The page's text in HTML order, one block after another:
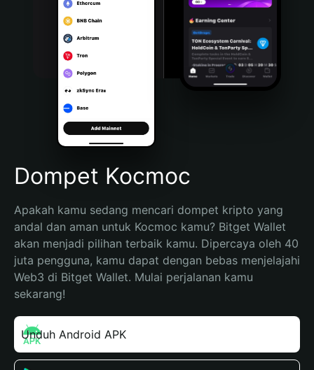
Português (Portugal)
Bahasa Indonesia
Português (Brasil)
Español (Argentina)
Dompet Kocmoc
Apakah kamu sedang mencari dompet kripto yang
andal dan aman untuk Kocmoc kamu? Bitget Wallet
akan menjadi pilihan terbaik kamu. Dipercaya oleh 40
juta pengguna, kamu dapat dengan bebas menjelajahi
Web3 di Bitget Wallet. Mulai perjalanan kamu
sekarang!
Unduh Android APK